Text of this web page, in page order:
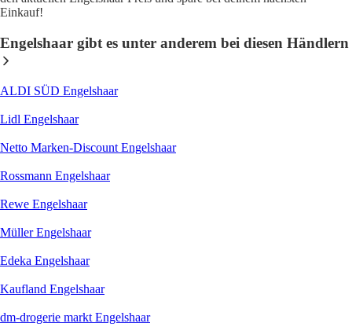
Einkauf!
Engelshaar gibt es unter anderem bei diesen Händlern
ALDI SÜD Engelshaar
Lidl Engelshaar
Netto Marken-Discount Engelshaar
Rossmann Engelshaar
Rewe Engelshaar
Müller Engelshaar
Edeka Engelshaar
Kaufland Engelshaar
dm-drogerie markt Engelshaar